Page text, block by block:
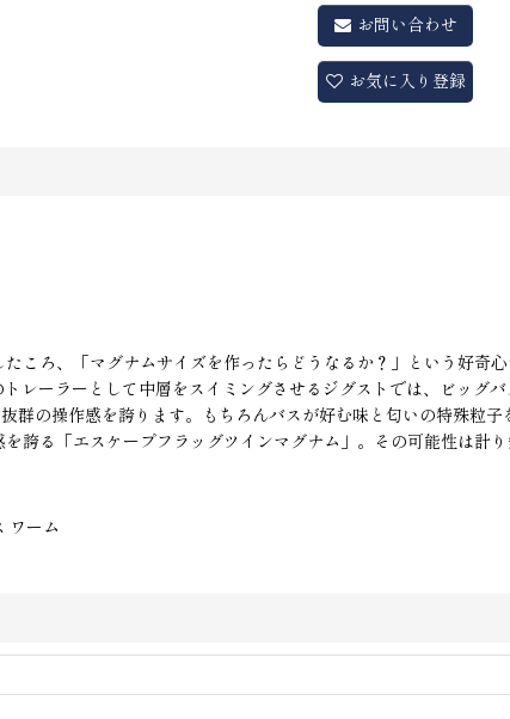
お問い合わせ
お気に入り登録
たころ、「マグナムサイズを作ったらどうなるか？」という好
レーラーとして中層をスイミングさせるジグストでは、ビッ
群の操作感を誇ります。もちろんバスが好む味と匂いの特殊粒
誇る「エスケープフラッグツインマグナム」。その可能性は計り
ワーム